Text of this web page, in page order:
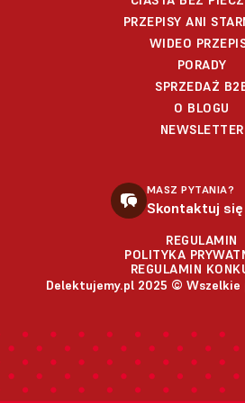
PRZEPISY ANI
WIDEO
PORADY
SPRZEDAŻ
O BLOGU
NEWSLETTER
MASZ PYTANIA?
Skontaktuj się
REGULAMIN
POLITYKA
REGULAMIN
Delektujemy.pl 2025 © Wszelkie